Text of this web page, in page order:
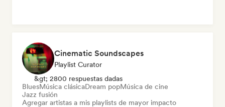
Cinematic Soundscapes
Playlist Curator
&gt; 2800 respuestas dadas
BluesMúsica clásicaDream popMúsica de cine
Jazz fusión
Agregar artistas a mis playlists de mayor impacto